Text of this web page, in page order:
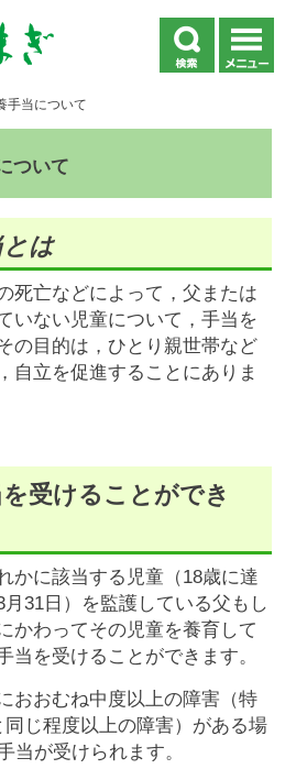
手当について
ついて
とは
死亡などによって，父または
いない児童について，手当を
の目的は，ひとり親世帯など
自立を促進することにありま
受けることができ
かに該当する児童（18歳に達
31日）を監護している父もし
かわってその児童を養育して
当を受けることができます。
おおむね中度以上の障害（特
じ程度以上の障害）がある場
当が受けられます。